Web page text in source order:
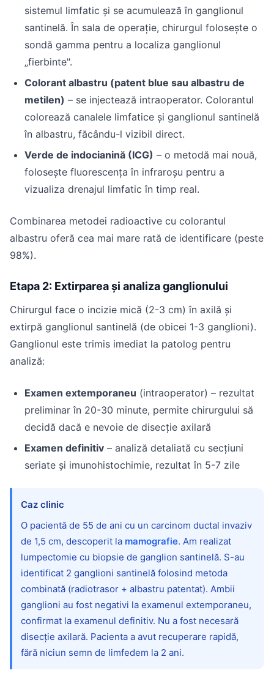
sistemul limfatic și se acumulează în ganglionul
santinelă. În sala de operație, chirurgul folosește o
sondă gamma pentru a localiza ganglionul
„fierbinte".
Colorant albastru (patent blue sau albastru de
metilen) – se injectează intraoperator. Colorantul
colorează canalele limfatice și ganglionul santinelă
în albastru, făcându-l vizibil direct.
Verde de indocianină (ICG) – o metodă mai nouă,
folosește fluorescența în infraroșu pentru a
vizualiza drenajul limfatic în timp real.
Combinarea metodei radioactive cu colorantul
albastru oferă cea mai mare rată de identificare (peste
98%).
Etapa 2: Extirparea și analiza ganglionului
Chirurgul face o incizie mică (2-3 cm) în axilă și
extirpă ganglionul santinelă (de obicei 1-3 ganglioni).
Ganglionul este trimis imediat la patolog pentru
analiză:
Examen extemporaneu (intraoperator) – rezultat
preliminar în 20-30 minute, permite chirurgului să
decidă dacă e nevoie de disecție axilară
Examen definitiv – analiză detaliată cu secțiuni
seriate și imunohistochimie, rezultat în 5-7 zile
Caz clinic
O pacientă de 55 de ani cu un carcinom ductal invaziv
de 1,5 cm, descoperit la mamografie. Am realizat
lumpectomie cu biopsie de ganglion santinelă. S-au
identificat 2 ganglioni santinelă folosind metoda
combinată (radiotrasor + albastru patentat). Ambii
ganglioni au fost negativi la examenul extemporaneu,
confirmat la examenul definitiv. Nu a fost necesară
disecție axilară. Pacienta a avut recuperare rapidă,
fără niciun semn de limfedem la 2 ani.